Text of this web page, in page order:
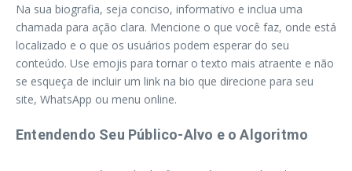
Na sua biografia, seja conciso, informativo e inclua uma
chamada para ação clara. Mencione o que você faz, onde está
localizado e o que os usuários podem esperar do seu
conteúdo. Use emojis para tornar o texto mais atraente e não
se esqueça de incluir um link na bio que direcione para seu
site, WhatsApp ou menu online.
Entendendo Seu Público-Alvo e o Algoritmo